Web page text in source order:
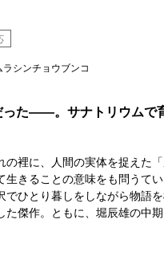
シンチョウブンコ
た――。サナトリウムで
の裡に、人間の実体を捉えた
きることの意味をも問うて
でひとり暮しをしながら物語
傑作。ともに、堀辰雄の中期